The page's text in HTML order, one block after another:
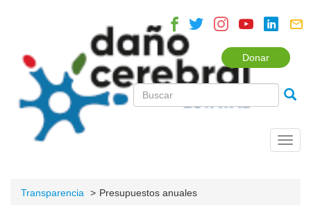
Donar
Transparencia Presupuestos anuales